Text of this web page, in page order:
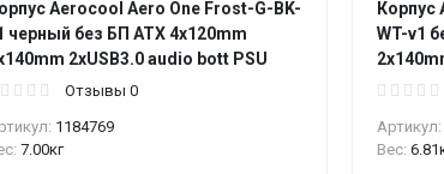
Aerocool Aero One Frost-G-BK-
черный без БП ATX 4x120mm
2xUSB3.0 audio bott PSU
Отзывы 0
1184769
7.00кг
Корпус
WT-v1
Артикул:
Вес: